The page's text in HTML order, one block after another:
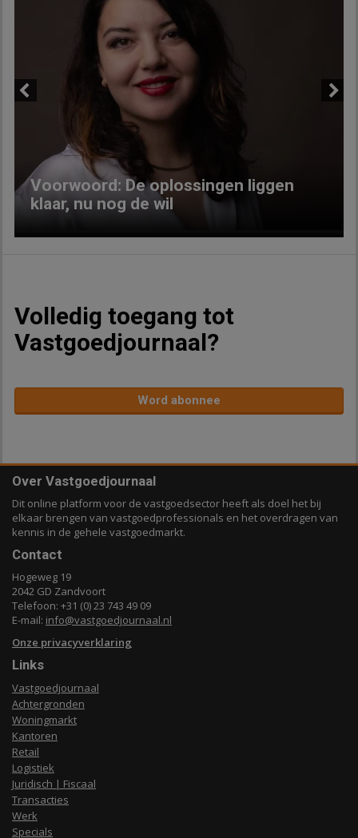
Voorwoord: De oplossingen liggen
klaar, nu nog de wil
Volledig toegang tot
Vastgoedjournaal?
Word abonnee
Over Vastgoedjournaal
Dit online platform voor de vastgoedsector heeft als doel het bij
elkaar brengen van vastgoedprofessionals en het overdragen van
kennis in de gehele vastgoedmarkt.
Contact
Hogeweg 19
2042 GD Zandvoort
Telefoon: +31 (0) 23 743 49 09
E-mail: info@vastgoedjournaal.nl
Onze privacyverklaring
Links
Vastgoedjournaal
Achtergronden
Woningmarkt
Kantoren
Retail
Logistiek
Juridisch | Fiscaal
Transacties
Werk
Specials